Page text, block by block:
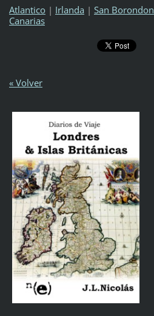
Atlantico | Irlanda | San Borondon
Canarias
« Volver